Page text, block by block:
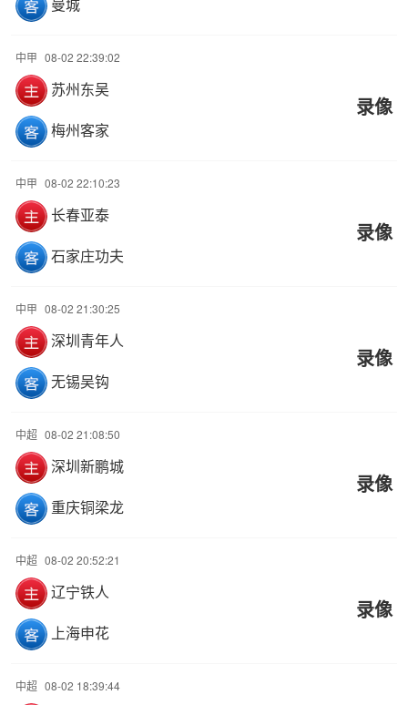
中甲 08-02 22:39:02
苏州东吴
梅州客家
录像
中甲 08-02 22:10:23
长春亚泰
石家庄功夫
录像
中甲 08-02 21:30:25
深圳青年人
无锡吴钩
录像
中超 08-02 21:08:50
深圳新鹏城
重庆铜梁龙
录像
中超 08-02 20:52:21
辽宁铁人
上海申花
录像
中超 08-02 18:39:44